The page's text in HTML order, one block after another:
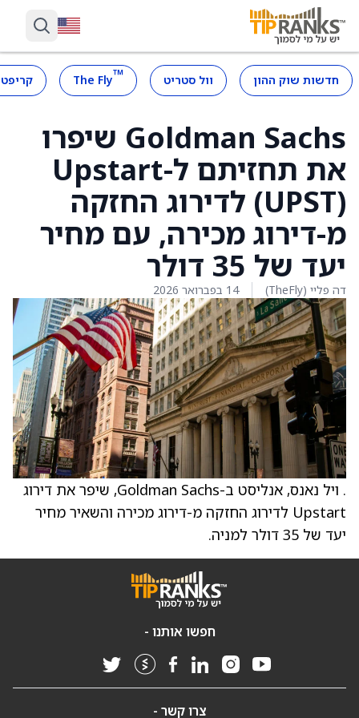
חדשות שוק ההון וול סטריט ™
The Fly
Goldman Sachs שיפרו
את תחזיתם ל-Upstart
(UPST) לדירוג החזקה
מ-דירוג מכירה, עם מחיר
יעד של 35 דולר
דה פליי (TheFly) 14 בפברואר 2026
. ויל נאנס, אנליסט ב-Goldman Sachs, שיפר את דירוג
Upstart לדירוג החזקה מ-דירוג מכירה והשאיר מחיר
יעד של 35 דולר למניה.
חפשו אותנו -
צרו קשר -